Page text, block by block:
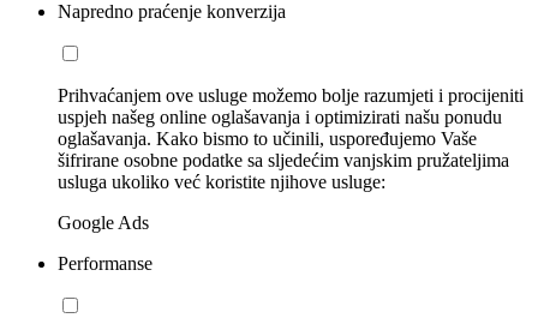
Napredno praćenje konverzija
Prihvaćanjem ove usluge možemo bolje razumjeti i procijeniti
uspjeh našeg online oglašavanja i optimizirati našu ponudu
oglašavanja. Kako bismo to učinili, uspoređujemo Vaše
šifrirane osobne podatke sa sljedećim vanjskim pružateljima
usluga ukoliko već koristite njihove usluge:
Google Ads
Performanse